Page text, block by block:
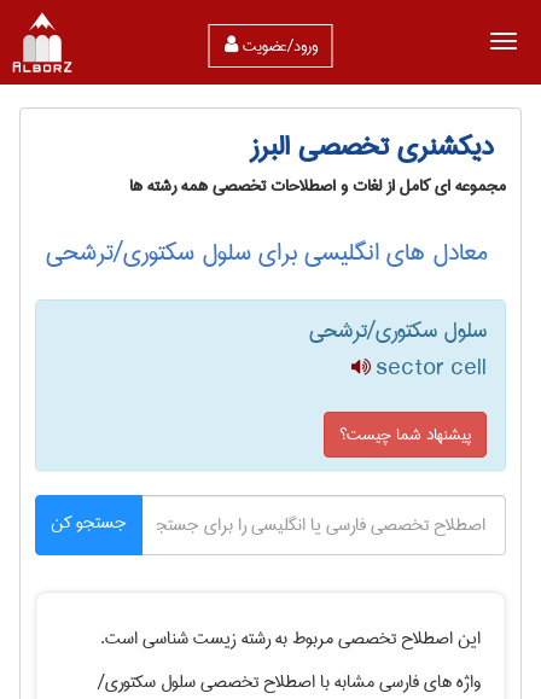
ورود/عضویت
دیکشنری تخصصی البرز
مجموعه ای کامل از لغات و اصطلاحات تخصصی همه رشته ها
معادل های انگلیسی برای سلول سکتوری/ترشحی
سلول سکتوری/ترشحی
sector cell
پیشنهاد شما چیست؟
جستجو کن
این اصطلاح تخصصی مربوط به رشتهزيست شناسیاست.
واژه های فارسی مشابه با اصطلاح تخصصیسلول سکتوری/